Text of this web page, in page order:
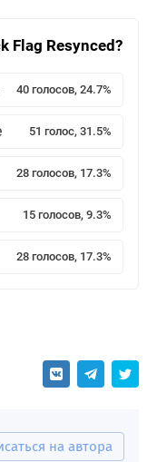
Flag Resynced?
40 голосов, 24.7%
51 голос, 31.5%
28 голосов, 17.3%
15 голосов, 9.3%
28 голосов, 17.3%
на автора